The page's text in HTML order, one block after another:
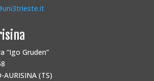
“Igo Gruden”
(TS)